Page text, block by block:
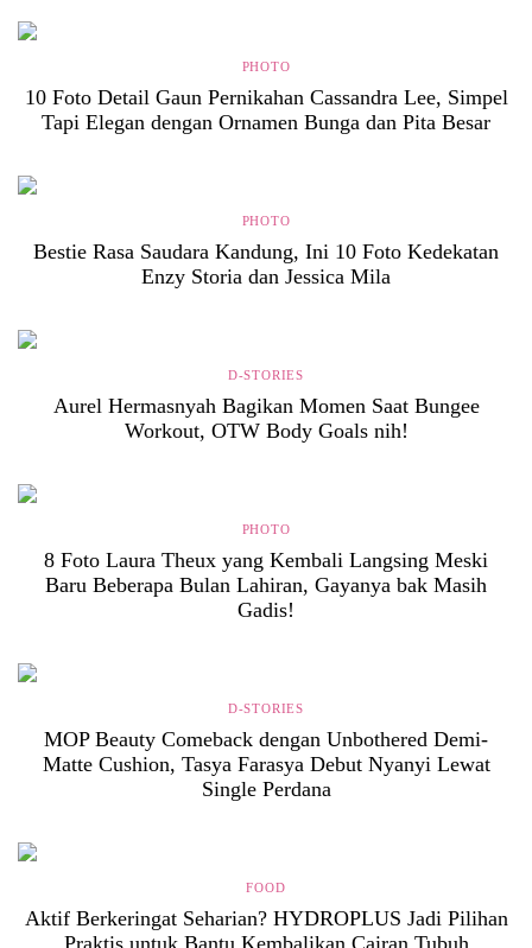
PHOTO
10 Foto Detail Gaun Pernikahan Cassandra Lee, Simpel
Tapi Elegan dengan Ornamen Bunga dan Pita Besar
PHOTO
Bestie Rasa Saudara Kandung, Ini 10 Foto Kedekatan
Enzy Storia dan Jessica Mila
D-STORIES
Aurel Hermasnyah Bagikan Momen Saat Bungee
Workout, OTW Body Goals nih!
PHOTO
8 Foto Laura Theux yang Kembali Langsing Meski
Baru Beberapa Bulan Lahiran, Gayanya bak Masih
Gadis!
D-STORIES
MOP Beauty Comeback dengan Unbothered Demi-
Matte Cushion, Tasya Farasya Debut Nyanyi Lewat
Single Perdana
FOOD
Aktif Berkeringat Seharian? HYDROPLUS Jadi Pilihan
Praktis untuk Bantu Kembalikan Cairan Tubuh